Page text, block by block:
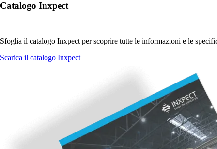
Catalogo Inxpect
Sfoglia il catalogo Inxpect per scoprire tutte le informazioni e le
Scarica il catalogo Inxpect